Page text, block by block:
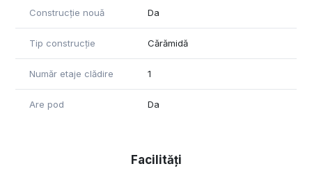
Construcție nouă Da
Tip construcție Cărămidă
Număr etaje clădire 1
Are pod Da
Facilități